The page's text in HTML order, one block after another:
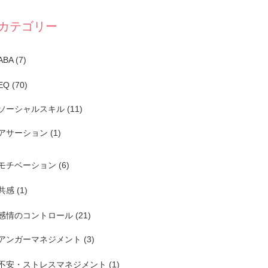
テゴリー
(7)
(70)
ーシャルスキル (11)
サーション (1)
チベーション (6)
感 (1)
情のコントロール (21)
ンガーマネジメント (3)
安・ストレスマネジメント (1)